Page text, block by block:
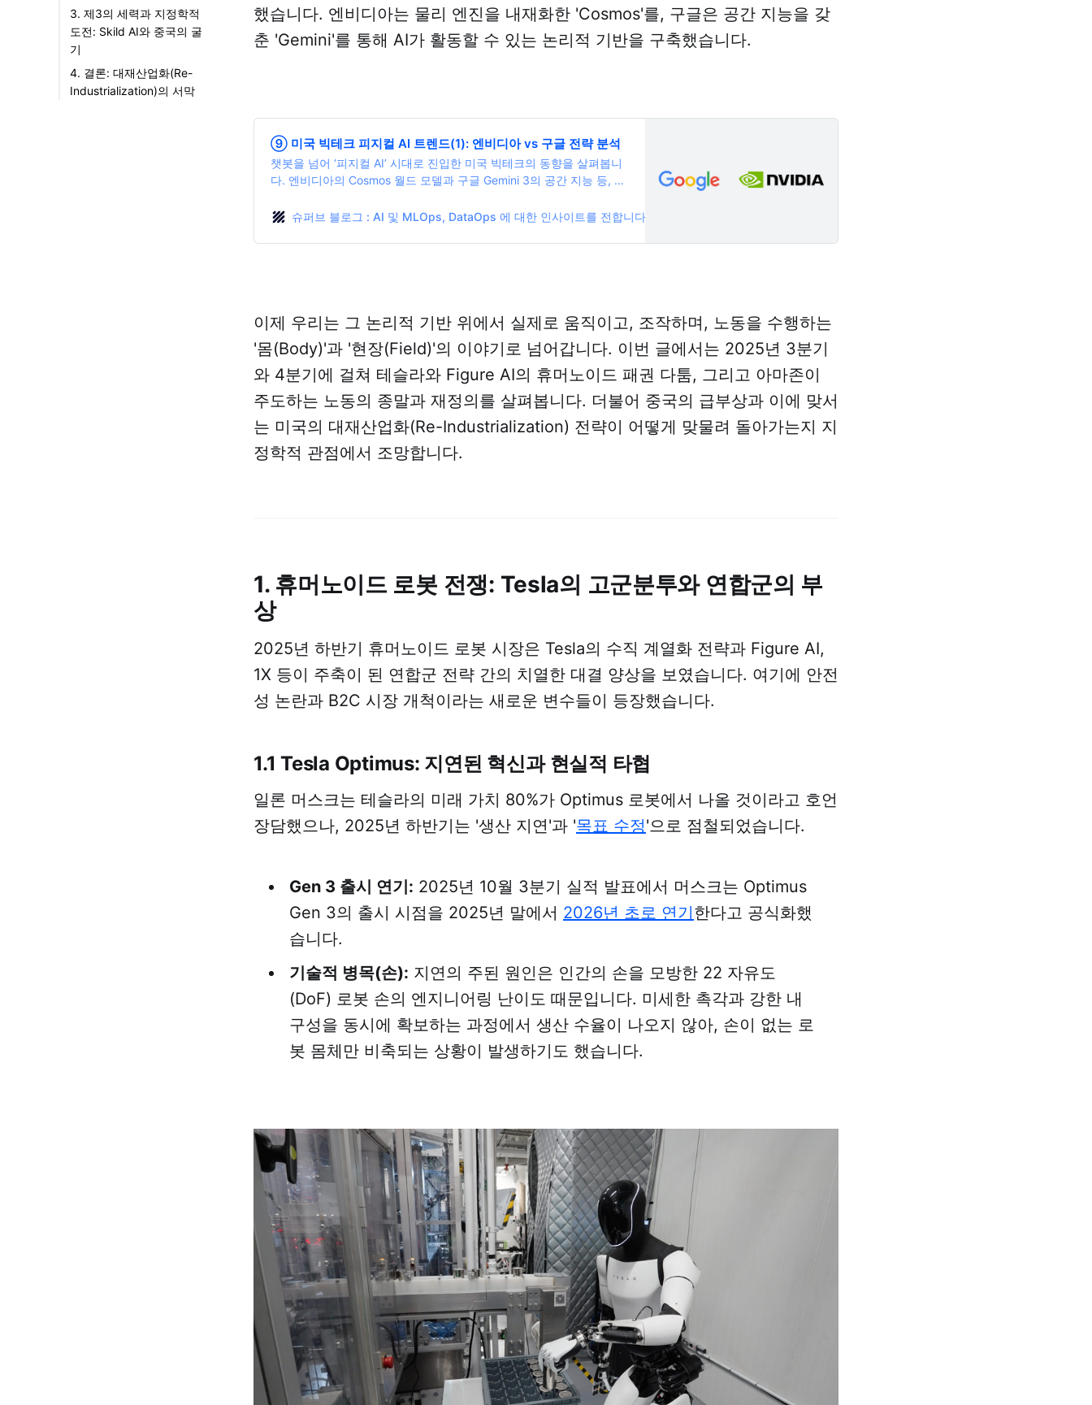
2.1 DeepFleet: 100
만 로봇을 위한 군집
2.2 노동의 미래에
대한 솔직한 고백
3. 제3의 세력과 지정학적
도전: Skild AI와 중국의 굴
기
3.1 Skild AI: 로봇을
위한 범용 두뇌
4. 결론: 대재산업화(Re-
Industrialization)의 서막
했습니다. 엔비디아는 물리 엔진을 내재화한 'Cosmos'를, 구글은 공간 지능을 갖
춘 'Gemini'를 통해 AI가 활동할 수 있는 논리적 기반을 구축했습니다.
⑨ 미국 빅테크 피지컬 AI 트렌드(1): 엔비디아 vs 구글 전략 분석
챗봇을 넘어 ‘피지컬 AI’ 시대로 진입한 미국 빅테크의 동향을 살펴봅니
다. 엔비디아의 Cosmos 월드 모델과 구글 Gemini 3의 공간 지능 등, 현
석합니다.
슈퍼브 블로그 : AI 및 MLOps, DataOps 에 대한 인사이트를 전합니다.
이제 우리는 그 논리적 기반 위에서 실제로 움직이고, 조작하며, 노동을 수행하는
'몸(Body)'과 '현장(Field)'의 이야기로 넘어갑니다. 이번 글에서는 2025년 3분기
와 4분기에 걸쳐 테슬라와 Figure AI의 휴머노이드 패권 다툼, 그리고 아마존이
주도하는 노동의 종말과 재정의를 살펴봅니다. 더불어 중국의 급부상과 이에 맞서
는 미국의 대재산업화(Re-Industrialization) 전략이 어떻게 맞물려 돌아가는지 지
정학적 관점에서 조망합니다.
1. 휴머노이드 로봇 전쟁: Tesla의 고군분투와 연합군의 부
상
2025년 하반기 휴머노이드 로봇 시장은 Tesla의 수직 계열화 전략과 Figure AI,
1X 등이 주축이 된 연합군 전략 간의 치열한 대결 양상을 보였습니다. 여기에 안전
성 논란과 B2C 시장 개척이라는 새로운 변수들이 등장했습니다.
1.1 Tesla Optimus: 지연된 혁신과 현실적 타협
일론 머스크는 테슬라의 미래 가치 80%가 Optimus 로봇에서 나올 것이라고 호언
장담했으나, 2025년 하반기는 '생산 지연'과 '목표 수정'으로 점철되었습니다.
Gen 3 출시 연기: 2025년 10월 3분기 실적 발표에서 머스크는 Optimus
Gen 3의 출시 시점을 2025년 말에서 2026년 초로 연기한다고 공식화했
습니다.
기술적 병목(손): 지연의 주된 원인은 인간의 손을 모방한 22 자유도
(DoF) 로봇 손의 엔지니어링 난이도 때문입니다. 미세한 촉각과 강한 내
구성을 동시에 확보하는 과정에서 생산 수율이 나오지 않아, 손이 없는 로
봇 몸체만 비축되는 상황이 발생하기도 했습니다.